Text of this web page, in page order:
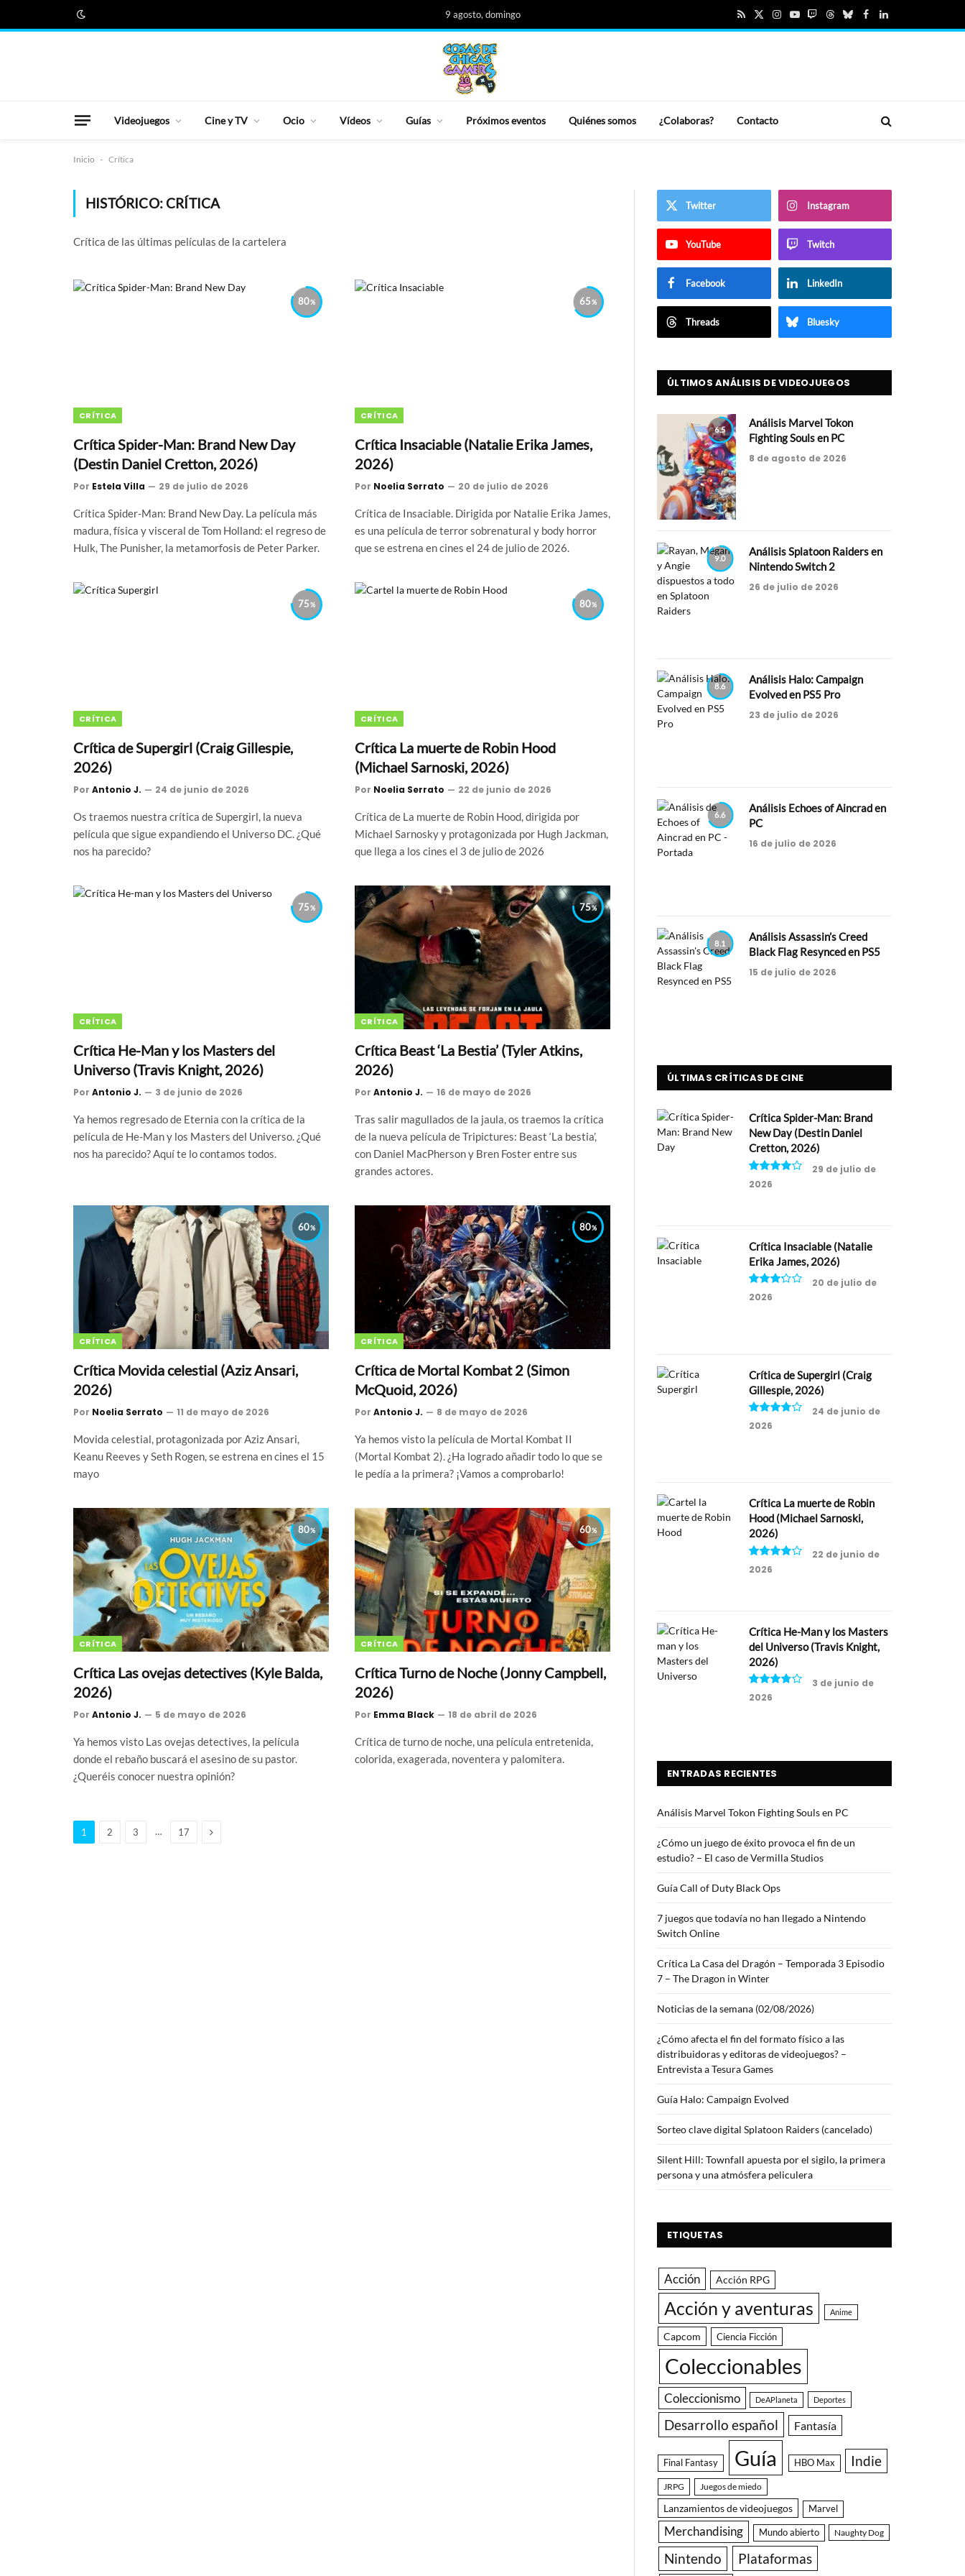
9 agosto, domingo
RSSX
Instagram
YouTube
TwitchThreadsBlueskyFacebook
LinkedIn
Videojuegos Cine y TV Ocio Vídeos Guías Próximos eventos Quiénes somos ¿Colaboras? Contacto
Inicio - Crítica
HISTÓRICO:CRÍTICA
Crítica de las últimas películas de la cartelera
80
CRÍTICA
Crítica Spider-Man: Brand New Day
(Destin Daniel Cretton, 2026)
Por Estela Villa 29 de julio de 2026
Crítica Spider-Man: Brand New Day. La película más
madura, física y visceral de Tom Holland: el regreso de
Hulk, The Punisher, la metamorfosis de Peter Parker.
65
CRÍTICA
Crítica Insaciable (Natalie Erika James,
2026)
Por Noelia Serrato 20 de julio de 2026
Crítica de Insaciable. Dirigida por Natalie Erika James,
es una película de terror sobrenatural y body horror
que se estrena en cines el 24 de julio de 2026.
75
CRÍTICA
Crítica de Supergirl (Craig Gillespie,
2026)
Por Antonio J. 24 de junio de 2026
Os traemos nuestra crítica de Supergirl, la nueva
película que sigue expandiendo el Universo DC. ¿Qué
nos ha parecido?
80
CRÍTICA
Crítica La muerte de Robin Hood
(Michael Sarnoski, 2026)
Por Noelia Serrato 22 de junio de 2026
Crítica de La muerte de Robin Hood, dirigida por
Michael Sarnosky y protagonizada por Hugh Jackman,
que llega a los cines el 3 de julio de 2026
75
CRÍTICA
Crítica He-Man y los Masters del
Universo (Travis Knight, 2026)
Por Antonio J. 3 de junio de 2026
Ya hemos regresado de Eternia con la crítica de la
película de He-Man y los Masters del Universo. ¿Qué
nos ha parecido? Aquí te lo contamos todos.
75
CRÍTICA
Crítica Beast ‘La Bestia’ (Tyler Atkins,
2026)
Por Antonio J. 16 de mayo de 2026
Tras salir magullados de la jaula, os traemos la crítica
de la nueva película de Tripictures: Beast ‘La bestia’,
con Daniel MacPherson y Bren Foster entre sus
grandes actores.
60
CRÍTICA
Crítica Movida celestial (Aziz Ansari,
2026)
Por Noelia Serrato 11 de mayo de 2026
Movida celestial, protagonizada por Aziz Ansari,
Keanu Reeves y Seth Rogen, se estrena en cines el 15
mayo
80
CRÍTICA
Crítica de Mortal Kombat 2 (Simon
McQuoid, 2026)
Por Antonio J. 8 de mayo de 2026
Ya hemos visto la película de Mortal Kombat II
(Mortal Kombat 2). ¿Ha logrado añadir todo lo que se
le pedía a la primera? ¡Vamos a comprobarlo!
80
CRÍTICA
Crítica Las ovejas detectives (Kyle Balda,
2026)
Por Antonio J. 5 de mayo de 2026
Ya hemos visto Las ovejas detectives, la película
donde el rebaño buscará el asesino de su pastor.
¿Queréis conocer nuestra opinión?
60
CRÍTICA
Crítica Turno de Noche (Jonny Campbell,
2026)
Por Emma Black 18 de abril de 2026
Crítica de turno de noche, una película entretenida,
colorida, exagerada, noventera y palomitera.
1 2 3 … 17 Siguiente
Twitter Instagram
YouTube Twitch
Facebook LinkedIn
Threads Bluesky
ÚLTIMOS ANÁLISIS DE VIDEOJUEGOS
6.5
Análisis Marvel Tokon
Fighting Souls en PC
8 de agosto de 2026
9.0
Análisis Splatoon Raiders en
Nintendo Switch 2
26 de julio de 2026
8.6
Análisis Halo: Campaign
Evolved en PS5 Pro
23 de julio de 2026
6.6
Análisis Echoes of Aincrad en
PC
16 de julio de 2026
8.1
Análisis Assassin’s Creed
Black Flag Resynced en PS5
15 de julio de 2026
ÚLTIMAS CRÍTICAS DE CINE
Crítica Spider-Man: Brand
New Day (Destin Daniel
Cretton, 2026)
8
29 de julio de
2026
Crítica Insaciable (Natalie
Erika James, 2026)
6.5
20 de julio de
2026
Crítica de Supergirl (Craig
Gillespie, 2026)
7.5
24 de junio de
2026
Crítica La muerte de Robin
Hood (Michael Sarnoski,
2026)
8
22 de junio de
2026
Crítica He-Man y los Masters
del Universo (Travis Knight,
2026)
7.5
3 de junio de
2026
ENTRADAS RECIENTES
Análisis Marvel Tokon Fighting Souls en PC
¿Cómo un juego de éxito provoca el fin de un
estudio? – El caso de Vermilla Studios
Guía Call of Duty Black Ops
7 juegos que todavía no han llegado a Nintendo
Switch Online
Crítica La Casa del Dragón – Temporada 3 Episodio
7 – The Dragon in Winter
Noticias de la semana (02/08/2026)
¿Cómo afecta el fin del formato físico a las
distribuidoras y editoras de videojuegos? –
Entrevista a Tesura Games
Guía Halo: Campaign Evolved
Sorteo clave digital Splatoon Raiders (cancelado)
Silent Hill: Townfall apuesta por el sigilo, la primera
persona y una atmósfera peliculera
ETIQUETAS
Acción Acción RPG
Acción y aventuras Anime
Capcom Ciencia Ficción
Coleccionables
Coleccionismo DeAPlaneta Deportes
Desarrollo español Fantasía
Final Fantasy Guía HBO Max Indie
JRPG Juegos de miedo
Lanzamientos de videojuegos Marvel
Merchandising Mundo abierto Naughty Dog
Nintendo Plataformas